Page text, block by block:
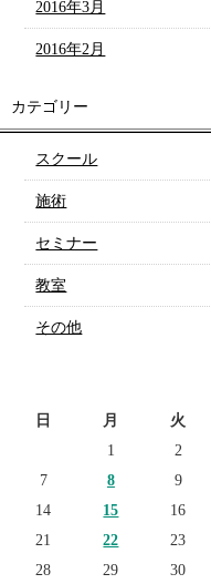
2016年3月
2016年2月
カテゴリー
スクール
施術
セミナー
教室
その他
日 月 火
1
2
7
8 9
14
15 16
21
22 23
28
29 30